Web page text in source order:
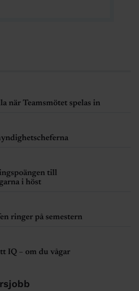
när Teamsmötet spelas in
till
i höst
ringer på semestern
IQ – om du vågar